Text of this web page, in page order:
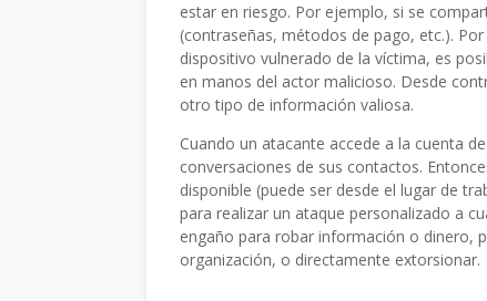
estar en riesgo. Por ejemplo, si se
(contraseñas, métodos de pago, etc.).
dispositivo vulnerado de la víctima, es
en manos del actor malicioso. Desde
otro tipo de información valiosa.
Cuando un atacante accede a la cuenta
conversaciones de sus contactos.
disponible (puede ser desde el lugar de
para realizar un ataque personalizado a
engaño para robar información o dinero,
organización, o directamente extorsionar.